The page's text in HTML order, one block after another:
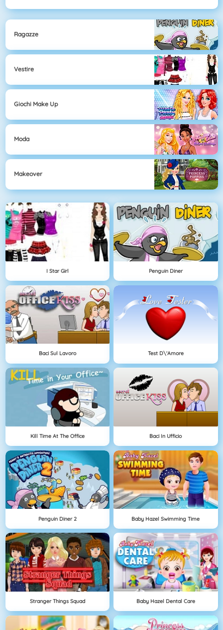
Ragazze
Vestire
Giochi Make Up
Moda
Makeover
I Star Girl Penguin Diner
Baci Sul Lavoro Test D\'amore
Kill Time At The Office Baci In Ufficio
Penguin Diner 2 Baby Hazel Swimming Time
Stranger Things Squad Baby Hazel Dental Care